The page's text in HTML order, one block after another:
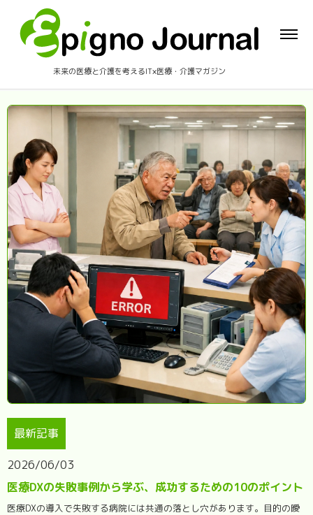
未来の医療と介護を考えるIT×医療・介護マガジン
最新記事
2026/06/03
医療DXの失敗事例から学ぶ、成功するための10のポイント
医療DXの導入で失敗する病院には共通の落とし穴があります。目的の曖